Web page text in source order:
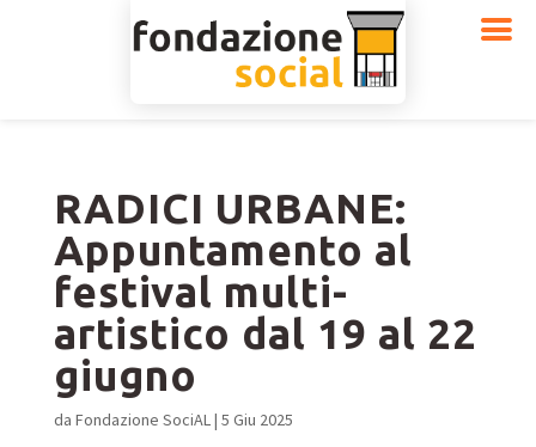
RADICI URBANE:
Appuntamento al
festival multi-
artistico dal 19 al 22
giugno
da Fondazione SociAL| 5 Giu 2025